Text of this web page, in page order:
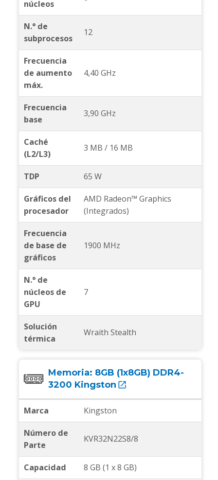
núcleos
N.° de
subprocesos
12
Frecuencia
de aumento
máx.
4,40 GHz
Frecuencia
base
3,90 GHz
Caché
(L2/L3)
3 MB / 16 MB
TDP 65 W
Gráficos del
procesador
AMD Radeon™ Graphics
(Integrados)
Frecuencia
de base de
gráficos
1900 MHz
N.° de
núcleos de
GPU
7
Solución
térmica
Wraith Stealth
Memoria: 8GB (1x8GB) DDR4-
3200 Kingston
Marca Kingston
Número de
Parte
KVR32N22S8/8
Capacidad 8 GB (1 x 8 GB)